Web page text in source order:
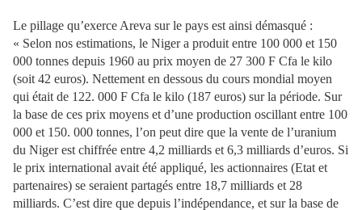
Le pillage qu’exerce Areva sur le pays est ainsi démasqué :
« Selon nos estimations, le Niger a produit entre 100 000 et 150
000 tonnes depuis 1960 au prix moyen de 27 300 F Cfa le kilo
(soit 42 euros). Nettement en dessous du cours mondial moyen
qui était de 122. 000 F Cfa le kilo (187 euros) sur la période. Sur
la base de ces prix moyens et d’une production oscillant entre 100
000 et 150. 000 tonnes, l’on peut dire que la vente de l’uranium
du Niger est chiffrée entre 4,2 milliards et 6,3 milliards d’euros. Si
le prix international avait été appliqué, les actionnaires (Etat et
partenaires) se seraient partagés entre 18,7 milliards et 28
milliards. C’est dire que depuis l’indépendance, et sur la base de